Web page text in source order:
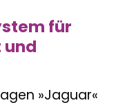
für
»Jaguar«